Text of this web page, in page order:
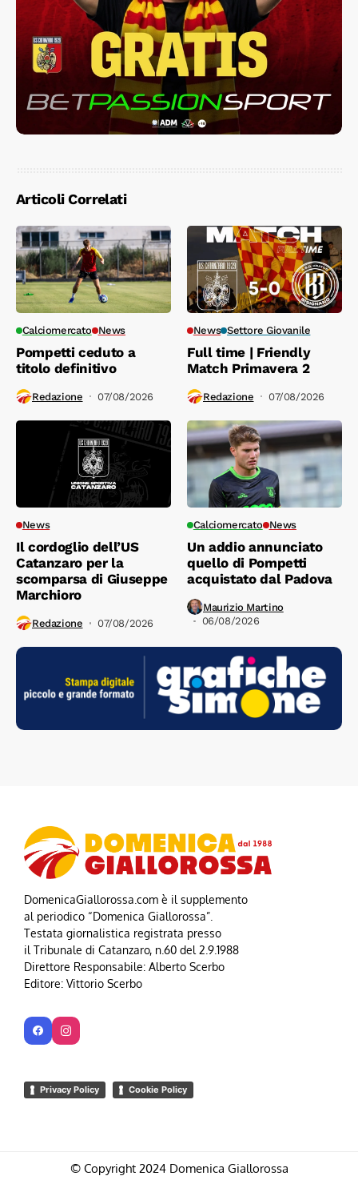
Articoli Correlati
Calciomercato News
Pompetti ceduto a
titolo definitivo
Redazione 07/08/2026
News Settore Giovanile
Full time | Friendly
Match Primavera 2
Redazione 07/08/2026
News
Il cordoglio dell’US
Catanzaro per la
scomparsa di Giuseppe
Marchioro
Redazione 07/08/2026
Calciomercato News
Un addio annunciato
quello di Pompetti
acquistato dal Padova
Maurizio Martino
06/08/2026
DomenicaGiallorossa.com è il supplemento
al periodico “Domenica Giallorossa”.
Testata giornalistica registrata presso
il Tribunale di Catanzaro, n.60 del 2.9.1988
Direttore Responsabile: Alberto Scerbo
Editore: Vittorio Scerbo
Privacy Policy Cookie Policy
© Copyright 2024 Domenica Giallorossa